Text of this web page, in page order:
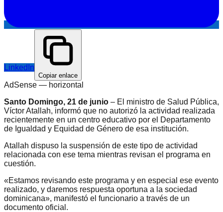
LinkedIn
Copiar enlace
AdSense — horizontal
Santo Domingo, 21 de junio – El ministro de Salud Pública,
Víctor Atallah, informó que no autorizó la actividad realizada
recientemente en un centro educativo por el Departamento
de Igualdad y Equidad de Género de esa institución.
Atallah dispuso la suspensión de este tipo de actividad
relacionada con ese tema mientras revisan el programa en
cuestión.
«Estamos revisando este programa y en especial ese evento
realizado, y daremos respuesta oportuna a la sociedad
dominicana», manifestó el funcionario a través de un
documento oficial.